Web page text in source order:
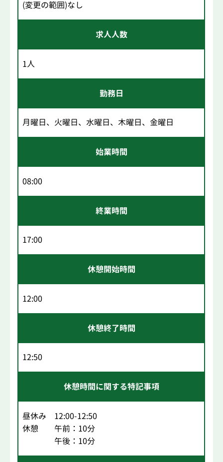
(変更の範囲)なし
求人人数
1人
勤務日
月曜日、火曜日、水曜日、木曜日、金曜日
始業時間
08:00
終業時間
17:00
休憩開始時間
12:00
休憩終了時間
12:50
休憩時間に関する特記事項
昼休み 12:00-12:50
休憩 午前：10分
午後：10分